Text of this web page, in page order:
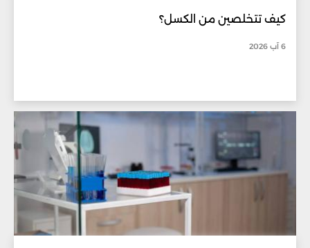
كيف تتخلصين من الكسل؟
6 آب 2026